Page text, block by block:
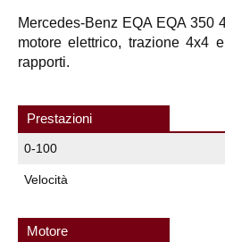
Mercedes-Benz EQA EQA 350
motore elettrico, trazione 4x4
rapporti.
Prestazioni
0-100
Velocità
Motore